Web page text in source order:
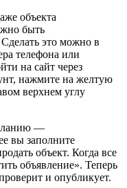
объекта
быть
это можно в
телефона или
на сайт через
нажмите на желтую
верхнем углу
—
вы заполните
объект. Когда все
объявление». Теперь
и опубликует.